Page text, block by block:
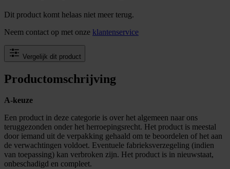
Dit product komt helaas niet meer terug.
Neem contact op met onze klantenservice
Vergelijk dit product
Productomschrijving
A-keuze
Een product in deze categorie is over het algemeen naar ons
teruggezonden onder het herroepingsrecht. Het product is meestal
door iemand uit de verpakking gehaald om te beoordelen of het aan
de verwachtingen voldoet. Eventuele fabrieksverzegeling (indien
van toepassing) kan verbroken zijn. Het product is in nieuwstaat,
onbeschadigd en compleet.